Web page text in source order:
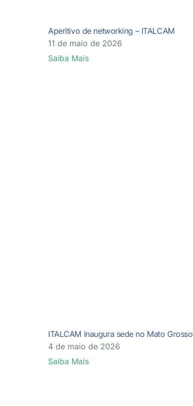
Aperitivo de networking – ITALCAM
11 de maio de 2026
Saiba Mais
ITALCAM inaugura sede no Mato Grosso
4 de maio de 2026
Saiba Mais